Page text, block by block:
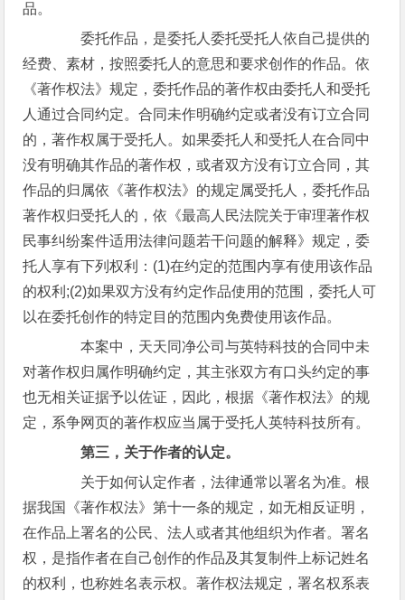
品。
委托作品，是委托人委托受托人依自己提供的
经费、素材，按照委托人的意思和要求创作的作品。依
《著作权法》规定，委托作品的著作权由委托人和受托
人通过合同约定。合同未作明确约定或者没有订立合同
的，著作权属于受托人。如果委托人和受托人在合同中
没有明确其作品的著作权，或者双方没有订立合同，其
作品的归属依《著作权法》的规定属受托人，委托作品
著作权归受托人的，依《最高人民法院关于审理著作权
民事纠纷案件适用法律问题若干问题的解释》规定，委
托人享有下列权利：(1)在约定的范围内享有使用该作品
的权利;(2)如果双方没有约定作品使用的范围，委托人可
以在委托创作的特定目的范围内免费使用该作品。
本案中，天天同净公司与英特科技的合同中未
对著作权归属作明确约定，其主张双方有口头约定的事
也无相关证据予以佐证，因此，根据《著作权法》的规
定，系争网页的著作权应当属于受托人英特科技所有。
第三，关于作者的认定。
关于如何认定作者，法律通常以署名为准。根
据我国《著作权法》第十一条的规定，如无相反证明，
在作品上署名的公民、法人或者其他组织为作者。署名
权，是指作者在自己创作的作品及其复制件上标记姓名
的权利，也称姓名表示权。著作权法规定，署名权系表